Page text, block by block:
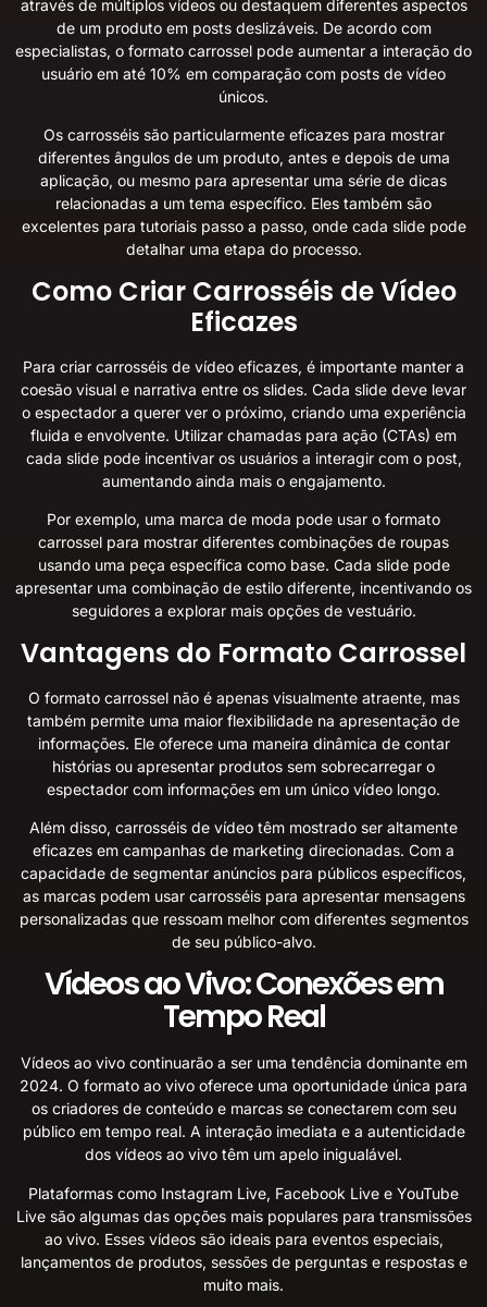
através de múltiplos vídeos ou destaquem diferentes aspectos
de um produto em posts deslizáveis. De acordo com
especialistas, o formato carrossel pode aumentar a interação do
usuário em até 10% em comparação com posts de vídeo
únicos.
Os carrosséis são particularmente eficazes para mostrar
diferentes ângulos de um produto, antes e depois de uma
aplicação, ou mesmo para apresentar uma série de dicas
relacionadas a um tema específico. Eles também são
excelentes para tutoriais passo a passo, onde cada slide pode
detalhar uma etapa do processo.
Como Criar Carrosséis de Vídeo
Eficazes
Para criar carrosséis de vídeo eficazes, é importante manter a
coesão visual e narrativa entre os slides. Cada slide deve levar
o espectador a querer ver o próximo, criando uma experiência
fluida e envolvente. Utilizar chamadas para ação (CTAs) em
cada slide pode incentivar os usuários a interagir com o post,
aumentando ainda mais o engajamento.
Por exemplo, uma marca de moda pode usar o formato
carrossel para mostrar diferentes combinações de roupas
usando uma peça específica como base. Cada slide pode
apresentar uma combinação de estilo diferente, incentivando os
seguidores a explorar mais opções de vestuário.
Vantagens do Formato Carrossel
O formato carrossel não é apenas visualmente atraente, mas
também permite uma maior flexibilidade na apresentação de
informações. Ele oferece uma maneira dinâmica de contar
histórias ou apresentar produtos sem sobrecarregar o
espectador com informações em um único vídeo longo.
Além disso, carrosséis de vídeo têm mostrado ser altamente
eficazes em campanhas de marketing direcionadas. Com a
capacidade de segmentar anúncios para públicos específicos,
as marcas podem usar carrosséis para apresentar mensagens
personalizadas que ressoam melhor com diferentes segmentos
de seu público-alvo.
Vídeos ao Vivo: Conexões em
Tempo Real
Vídeos ao vivo continuarão a ser uma tendência dominante em
2024. O formato ao vivo oferece uma oportunidade única para
os criadores de conteúdo e marcas se conectarem com seu
público em tempo real. A interação imediata e a autenticidade
dos vídeos ao vivo têm um apelo inigualável.
Plataformas como Instagram Live, Facebook Live e YouTube
Live são algumas das opções mais populares para transmissões
ao vivo. Esses vídeos são ideais para eventos especiais,
lançamentos de produtos, sessões de perguntas e respostas e
muito mais.